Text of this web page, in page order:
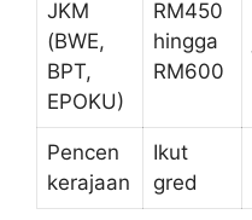
JKM
(BWE,
BPT,
EPOKU)
RM450
hingga
RM600
Pencen
kerajaan
Ikut
gred